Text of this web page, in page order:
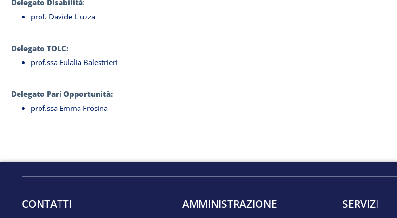
Delegato Disabilità:
prof. Davide Liuzza
Delegato TOLC:
prof.ssa Eulalia Balestrieri
Delegato Pari Opportunità:
prof.ssa Emma Frosina
CONTATTI AMMINISTRAZIONE SERVIZI